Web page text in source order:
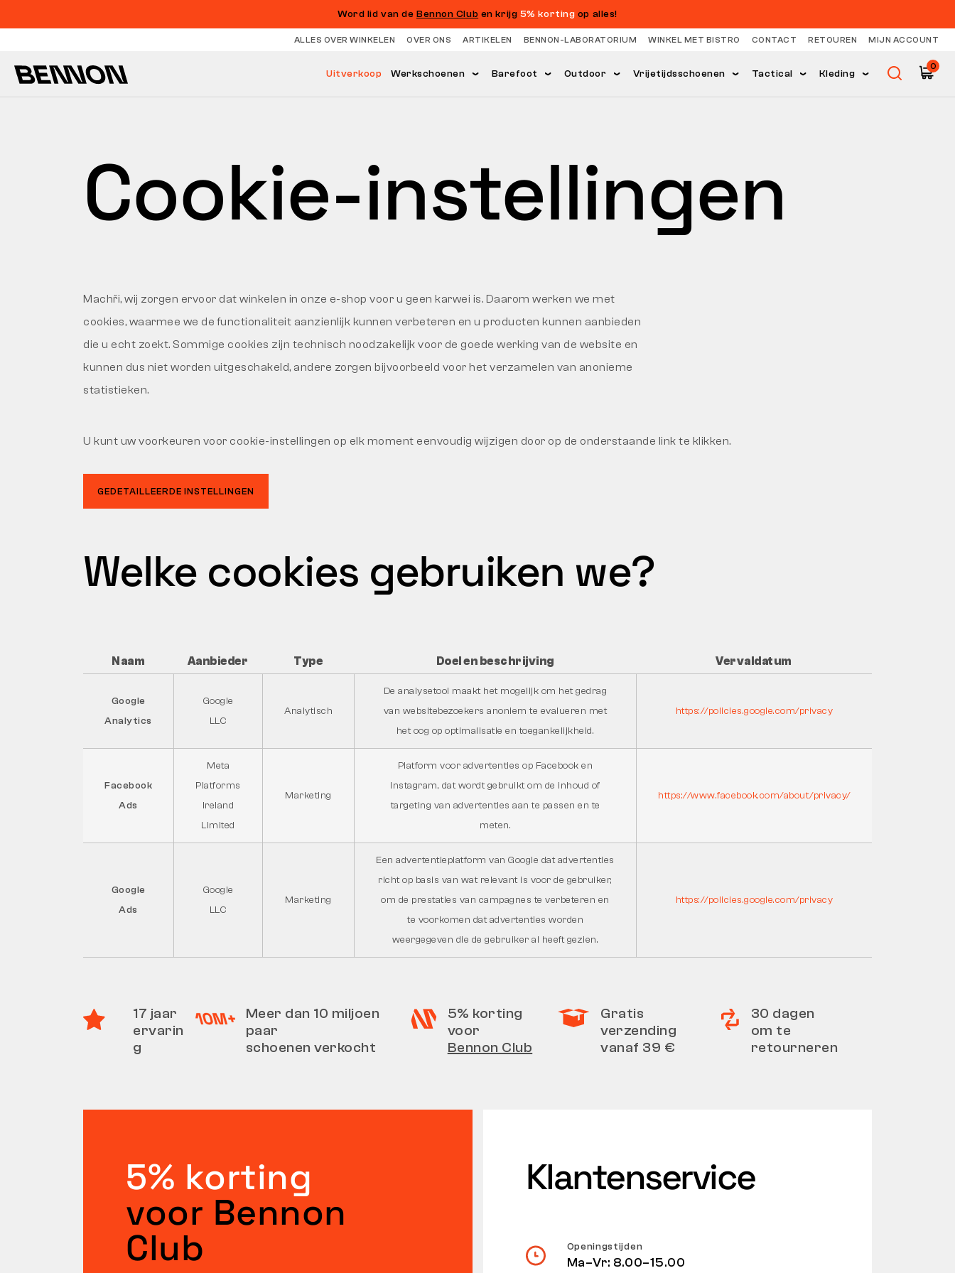
Word lid van de Bennon Club en krijg 5% korting op alles!
ALLES OVER WINKELEN OVER ONS ARTIKELEN BENNON-LABORATORIUM WINKEL MET BISTRO CONTACT RETOUREN MIJN ACCOUNT
Uitverkoop Werkschoenen Barefoot Outdoor Vrijetijdsschoenen Tactical Kleding
0
Cookie-instellingen
Machři, wij zorgen ervoor dat winkelen in onze e-shop voor u geen karwei is. Daarom werken we met
cookies, waarmee we de functionaliteit aanzienlijk kunnen verbeteren en u producten kunnen aanbieden
die u echt zoekt. Sommige cookies zijn technisch noodzakelijk voor de goede werking van de website en
kunnen dus niet worden uitgeschakeld, andere zorgen bijvoorbeeld voor het verzamelen van anonieme
statistieken.
U kunt uw voorkeuren voor cookie-instellingen op elk moment eenvoudig wijzigen door op de onderstaande link te klikken.
GEDETAILLEERDE INSTELLINGEN
Welke cookies gebruiken we?
Naam Aanbieder Type Doel en beschrijving Vervaldatum
Google
Analytics
Google
LLC
Analytisch
De analysetool maakt het mogelijk om het gedrag
van websitebezoekers anoniem te evalueren met
het oog op optimalisatie en toegankelijkheid.
https://policies.google.com/privacy
Facebook
Ads
Meta
Platforms
Ireland
Limited
Marketing
Platform voor advertenties op Facebook en
Instagram, dat wordt gebruikt om de inhoud of
targeting van advertenties aan te passen en te
meten.
https://www.facebook.com/about/privacy/
Google
Ads
Google
LLC
Marketing
Een advertentieplatform van Google dat advertenties
richt op basis van wat relevant is voor de gebruiker,
om de prestaties van campagnes te verbeteren en
te voorkomen dat advertenties worden
weergegeven die de gebruiker al heeft gezien.
https://policies.google.com/privacy
17 jaar
ervarin
g
Meer dan 10 miljoen
paar
schoenen verkocht
5% korting
voor
Bennon Club
Gratis
verzending
vanaf 39 €
30 dagen
om te
retourneren
5% korting
voor Bennon
Club
Klantenservice
Openingstijden
Ma–Vr: 8.00–15.00